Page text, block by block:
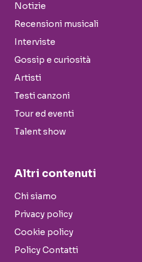
Notizie
Recensioni musicali
Interviste
Gossip e curiosità
Artisti
Testi canzoni
Tour ed eventi
Talent show
Altri contenuti
Chi siamo
Privacy policy
Cookie policy
Policy Contatti